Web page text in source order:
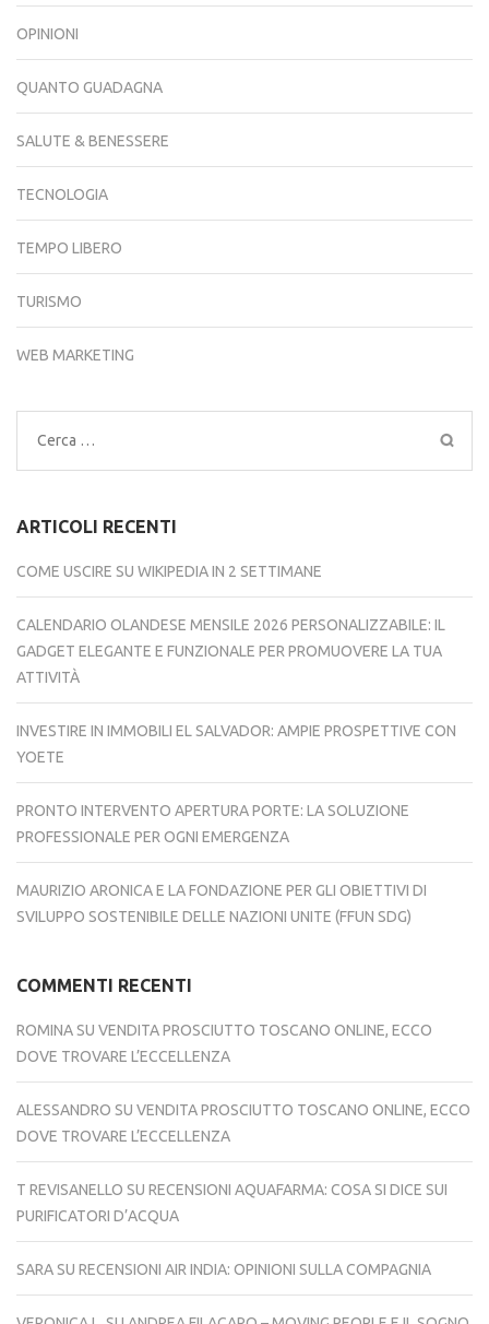
OPINIONI
QUANTO GUADAGNA
SALUTE & BENESSERE
TECNOLOGIA
TEMPO LIBERO
TURISMO
WEB MARKETING
Ricerca
per:
ARTICOLI RECENTI
COME USCIRE SU WIKIPEDIA IN 2 SETTIMANE
CALENDARIO OLANDESE MENSILE 2026 PERSONALIZZABILE: IL
GADGET ELEGANTE E FUNZIONALE PER PROMUOVERE LA TUA
ATTIVITÀ
INVESTIRE IN IMMOBILI EL SALVADOR: AMPIE PROSPETTIVE CON
YOETE
PRONTO INTERVENTO APERTURA PORTE: LA SOLUZIONE
PROFESSIONALE PER OGNI EMERGENZA
MAURIZIO ARONICA E LA FONDAZIONE PER GLI OBIETTIVI DI
SVILUPPO SOSTENIBILE DELLE NAZIONI UNITE (FFUN SDG)
COMMENTI RECENTI
ROMINA SU VENDITA PROSCIUTTO TOSCANO ONLINE, ECCO
DOVE TROVARE L’ECCELLENZA
ALESSANDRO SU VENDITA PROSCIUTTO TOSCANO ONLINE, ECCO
DOVE TROVARE L’ECCELLENZA
T REVISANELLO SU RECENSIONI AQUAFARMA: COSA SI DICE SUI
PURIFICATORI D’ACQUA
SARA SU RECENSIONI AIR INDIA: OPINIONI SULLA COMPAGNIA